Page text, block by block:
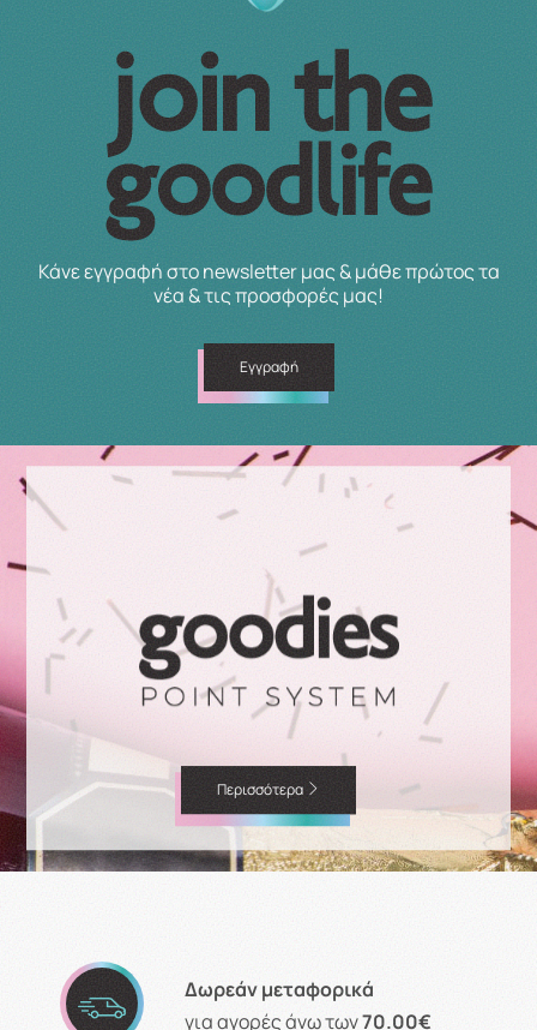
Κάνε εγγραφή στο newsletter μας & μάθε πρώτος τα
νέα & τις προσφορές μας!
Εγγραφή
Περισσότερα
Δωρεάν μεταφορικά
για αγορές άνω των70.00€